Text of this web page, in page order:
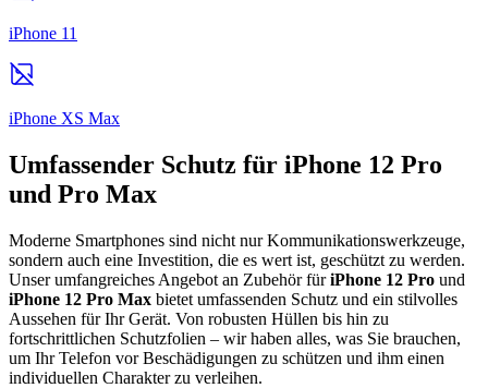
iPhone 11
iPhone XS Max
Umfassender Schutz für iPhone 12 Pro
und Pro Max
Moderne Smartphones sind nicht nur Kommunikationswerkzeuge,
sondern auch eine Investition, die es wert ist, geschützt zu werden.
Unser umfangreiches Angebot an Zubehör füriPhone 12 Pro und
iPhone 12 Pro Max bietet umfassenden Schutz und ein stilvolles
Aussehen für Ihr Gerät. Von robusten Hüllen bis hin zu
fortschrittlichen Schutzfolien – wir haben alles, was Sie brauchen,
um Ihr Telefon vor Beschädigungen zu schützen und ihm einen
individuellen Charakter zu verleihen.